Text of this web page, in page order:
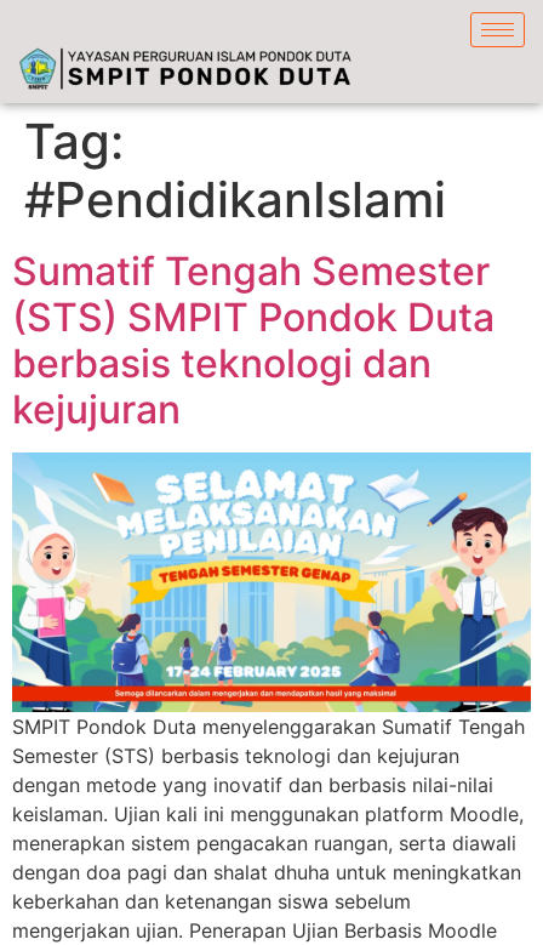
Tag:
#PendidikanIslami
Sumatif Tengah Semester
(STS) SMPIT Pondok Duta
berbasis teknologi dan
kejujuran
SMPIT Pondok Duta menyelenggarakan Sumatif Tengah
Semester (STS) berbasis teknologi dan kejujuran
dengan metode yang inovatif dan berbasis nilai-nilai
keislaman. Ujian kali ini menggunakan platform Moodle,
menerapkan sistem pengacakan ruangan, serta diawali
dengan doa pagi dan shalat dhuha untuk meningkatkan
keberkahan dan ketenangan siswa sebelum
mengerjakan ujian. Penerapan Ujian Berbasis Moodle